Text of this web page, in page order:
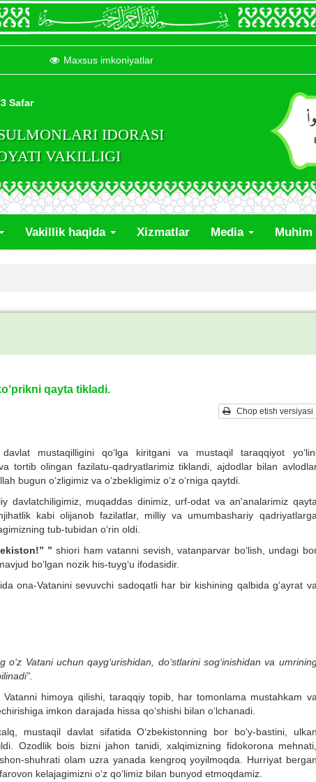
Maxsus imkoniyatlar
Safar
IDORASI
VAKILLIGI
Vakillik haqida Xizmatlar Media
qayta tikladi.
Chop etish versiyasi
mustaqilligini qo‘lga kiritgani va mustaqil taraqqiyot
tortib olingan fazilatu-qadryatlarimiz tiklandi, ajdodlar bilan
bugun o‘zligimiz va o‘zbekligimiz o‘z o‘rniga qaytdi.
davlatchiligimiz, muqaddas dinimiz, urf-odat va an'analarimiz qayta
kabi olijanob fazilatlar, milliy va umumbashariy qadriyatlarga
tub-tubidan o‘rin oldi.
” shiori ham vatanni sevish, vatanparvar bo‘lish, undagi
bo‘lgan nozik his-tuyg‘u ifodasidir.
ona-Vatanini sevuvchi sadoqatli har bir kishining qalbida g‘ayrat va
Vatani uchun qayg‘urishidan, do‘stlarini sog‘inishidan va
himoya qilishi, taraqqiy topib, har tomonlama mustahkam va
imkon darajada hissa qo‘shishi bilan o‘lchanadi.
mustaqil davlat sifatida O‘zbekistonning bor bo‘y-bastini, ulkan
Ozodlik bois bizni jahon tanidi, xalqimizning fidokorona mehnati,
shuhrati olam uzra yanada kengroq yoyilmoqda. Hurriyat bergan
kelajagimizni o‘z qo‘limiz bilan bunyod etmoqdamiz.